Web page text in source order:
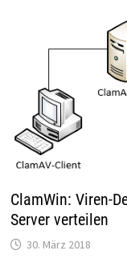
ClamWin: Viren-
Server verteilen
30. März 2018